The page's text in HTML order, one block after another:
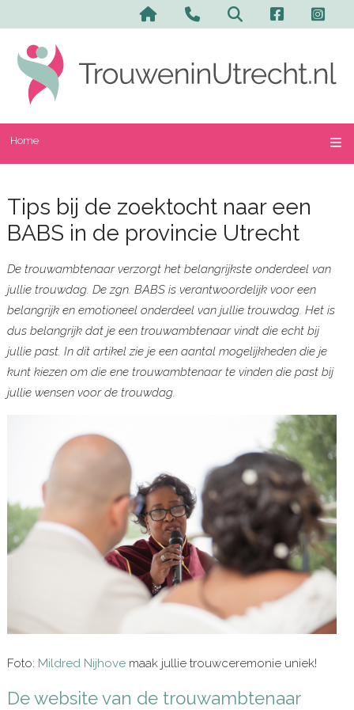
Home
Tips bij de zoektocht naar een
BABS in de provincie Utrecht
De trouwambtenaar verzorgt het belangrijkste onderdeel van
jullie trouwdag. De zgn. BABS is verantwoordelijk voor een
belangrijk en emotioneel onderdeel van jullie trouwdag. Het is
dus belangrijk dat je een trouwambtenaar vindt die echt bij
jullie past. In dit artikel zie je een aantal mogelijkheden die je
kunt kiezen om die ene trouwambtenaar te vinden die past bij
jullie wensen voor de trouwdag.
Foto: Mildred Nijhovemaak jullie trouwceremonie uniek!
De website van de trouwambtenaar